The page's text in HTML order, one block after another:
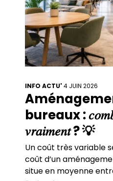
INFO ACTU'4 JUIN 2026
bureaux :
𝑣𝑟𝑎𝑖𝑚𝑒𝑛𝑡 ? 💡
Un coût très variable
coût d’un
situe en moyenne